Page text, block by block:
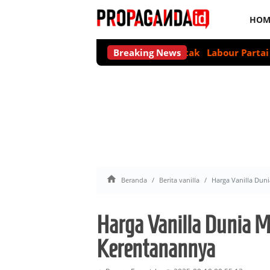
Breaking News
untuk Jaga Kesehatan Otak Labour Partai Akan
 Beranda Berita vanilla Harga Vanilla
Harga Vanilla Dunia
Kerentanannya